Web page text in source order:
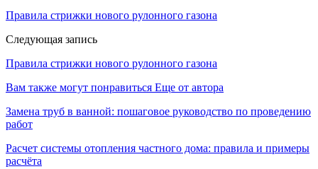
Правила стрижки нового рулонного газона
Следующая запись
Правила стрижки нового рулонного газона
Вам также могут понравиться Еще от автора
Замена труб в ванной: пошаговое руководство по проведению
работ
Расчет системы отопления частного дома: правила и примеры
расчёта